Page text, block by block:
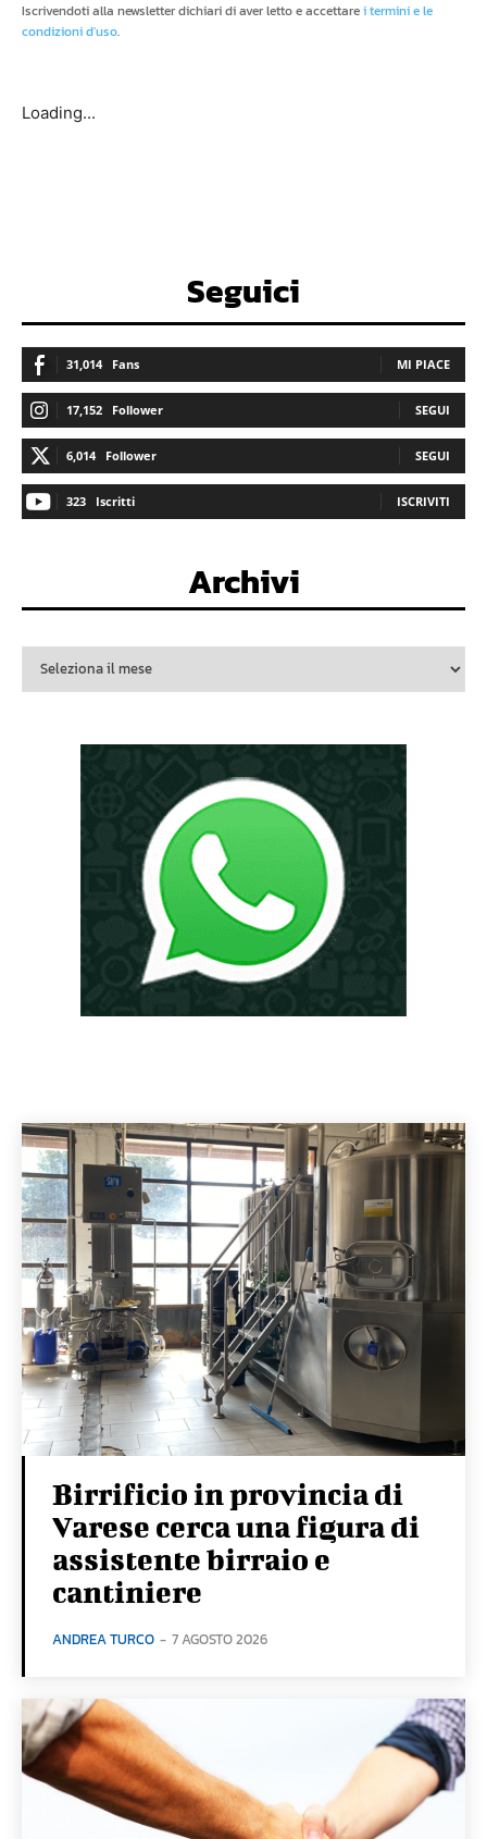
Iscrivendoti alla newsletter dichiari di aver letto e accettarei termini e le
condizioni d'uso.
Loading...
Seguici
31,014 Fans MI PIACE
17,152 Follower SEGUI
6,014 Follower SEGUI
323 Iscritti ISCRIVITI
Archivi
Birrificio in provincia di
Varese cerca una figura di
assistente birraio e
cantiniere
ANDREA TURCO - 7 AGOSTO 2026